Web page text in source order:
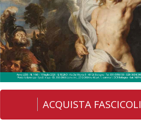
ACQUISTA FASCICOLI